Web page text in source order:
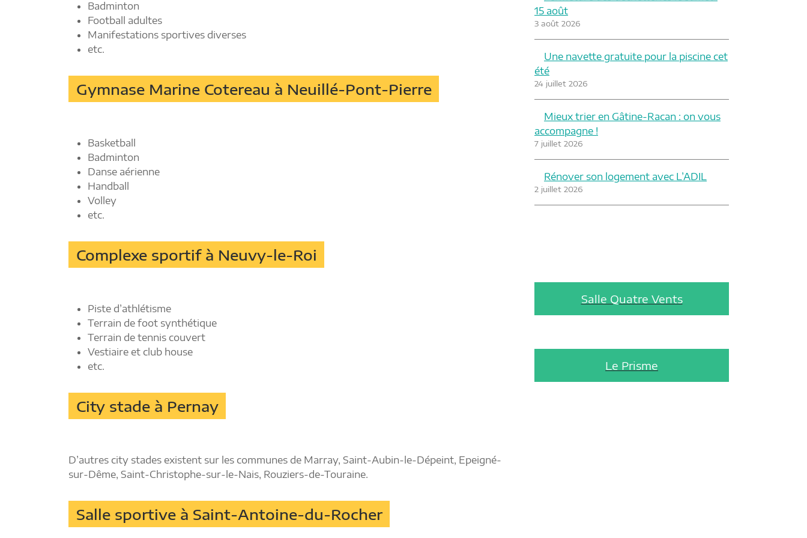
Badminton
Football adultes
Manifestations sportives diverses
etc.
Gymnase Marine Cotereau à Neuillé-Pont-Pierre
Basketball
Badminton
Danse aérienne
Handball
Volley
etc.
Complexe sportif à Neuvy-le-Roi
Piste d’athlétisme
Terrain de foot synthétique
Terrain de tennis couvert
Vestiaire et club house
etc.
City stade à Pernay
D’autres city stades existent sur les communes de Marray, Saint-Aubin-le-Dépeint, Epeigné-
sur-Dême, Saint-Christophe-sur-le-Nais, Rouziers-de-Touraine.
Salle sportive à Saint-Antoine-du-Rocher
15 août
3 août 2026
Une navette gratuite pour la piscine cet
été
24 juillet 2026
Mieux trier en Gâtine-Racan : on vous
accompagne !
7 juillet 2026
Rénover son logement avec L’ADIL
2 juillet 2026
Salle Quatre Vents
Le Prisme